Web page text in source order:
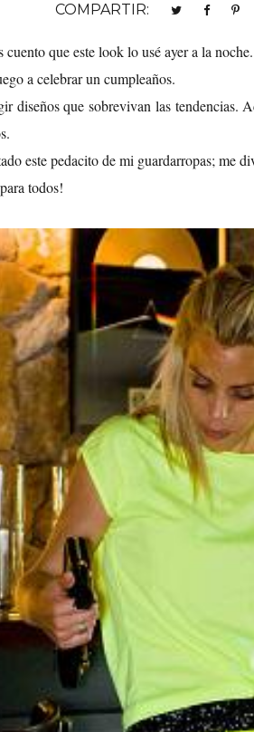
COMPARTIR:
que este look lo usé ayer a la noche.
a celebrar un cumpleaños.
diseños que sobrevivan las tendencias.
este pedacito de mi guardarropas; me
todos!